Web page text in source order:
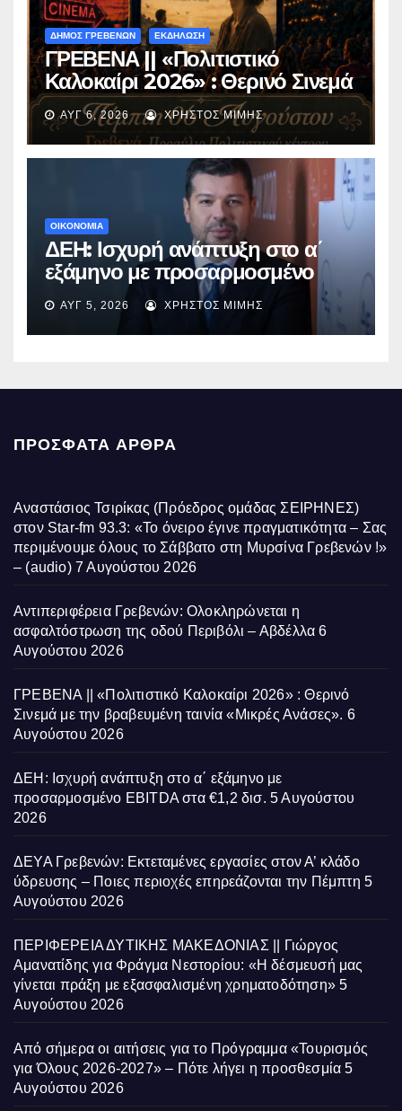
ΔΗΜΟΣ ΓΡΕΒΕΝΩΝ ΕΚΔΗΛΩΣΗ
ΓΡΕΒΕΝΑ || «Πολιτιστικό
Καλοκαίρι 2026» : Θερινό Σινεμά
με την βραβευμένη ταινία
«Μικρές Ανάσες».
ΑΥΓ 6, 2026 ΧΡΉΣΤΟΣ ΜΊΜΗΣ
ΟΙΚΟΝΟΜΙΑ
ΔΕΗ: Ισχυρή ανάπτυξη στο α΄
εξάμηνο με προσαρμοσμένο
EBITDA στα €1,2 δισ.
ΑΥΓ 5, 2026 ΧΡΉΣΤΟΣ ΜΊΜΗΣ
ΠΡΌΣΦΑΤΑ ΆΡΘΡΑ
Αναστάσιος Τσιρίκας (Πρόεδρος ομάδας ΣΕΙΡΗΝΕΣ)
στον Star-fm 93.3: «Το όνειρο έγινε πραγματικότητα – Σας
περιμένουμε όλους το Σάββατο στη Μυρσίνα Γρεβενών !»
– (audio) 7 Αυγούστου 2026
Αντιπεριφέρεια Γρεβενών: Ολοκληρώνεται η
ασφαλτόστρωση της οδού Περιβόλι – Αβδέλλα 6
Αυγούστου 2026
ΓΡΕΒΕΝΑ || «Πολιτιστικό Καλοκαίρι 2026» : Θερινό
Σινεμά με την βραβευμένη ταινία «Μικρές Ανάσες». 6
Αυγούστου 2026
ΔΕΗ: Ισχυρή ανάπτυξη στο α΄ εξάμηνο με
προσαρμοσμένο EBITDA στα €1,2 δισ. 5 Αυγούστου
2026
ΔΕΥΑ Γρεβενών: Εκτεταμένες εργασίες στον Α’ κλάδο
ύδρευσης – Ποιες περιοχές επηρεάζονται την Πέμπτη 5
Αυγούστου 2026
ΠΕΡΙΦΕΡΕΙΑ ΔΥΤΙΚΗΣ ΜΑΚΕΔΟΝΙΑΣ || Γιώργος
Αμανατίδης για Φράγμα Νεστορίου: «Η δέσμευσή μας
γίνεται πράξη με εξασφαλισμένη χρηματοδότηση» 5
Αυγούστου 2026
Από σήμερα οι αιτήσεις για το Πρόγραμμα «Τουρισμός
για Όλους 2026-2027» – Πότε λήγει η προσθεσμία 5
Αυγούστου 2026